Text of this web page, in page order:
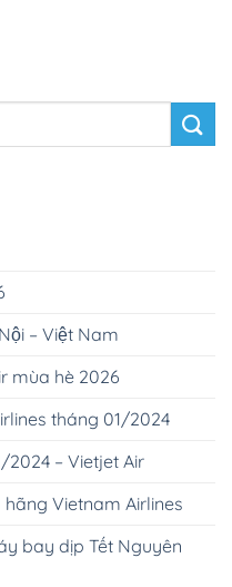
– Việt Nam
mùa hè 2026
tháng 01/2024
– Vietjet Air
Vietnam Airlines
bay dịp Tết Nguyên